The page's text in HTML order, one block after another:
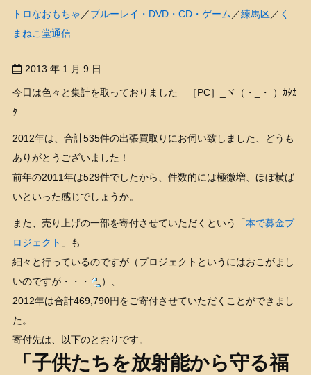
トロなおもちゃ／ブルーレイ・DVD・CD・ゲーム／練馬区／ く
まねこ堂通信
2013 年 1 月 9 日
今日は色々と集計を取っておりました ［PC］_ヾ（・_・ ）ｶﾀｶ
ﾀ
2012年は、合計535件の出張買取りにお伺い致しました、どうも
ありがとうございました！
前年の2011年は529件でしたから、件数的には極微増、ほぼ横ば
いといった感じでしょうか。
また、売り上げの一部を寄付させていただくという「本で募金プ
ロジェクト 」も
細々と行っているのですが（プロジェクトというにはおこがまし
いのですが・・・
）、
2012年は合計469,790円をご寄付させていただくことができまし
た。
寄付先は、以下のとおりです。
「子供たちを放射能から守る福